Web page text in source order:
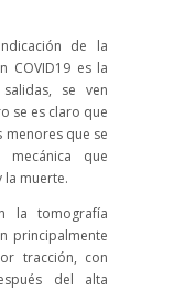
de la
COVID19 es la
se ven
se es claro que
menores que se
que
muerte.
la tomografía
principalmente
tracción, con
del alta